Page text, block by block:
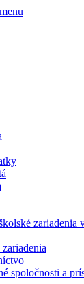
zariadenia
spoločnosti a